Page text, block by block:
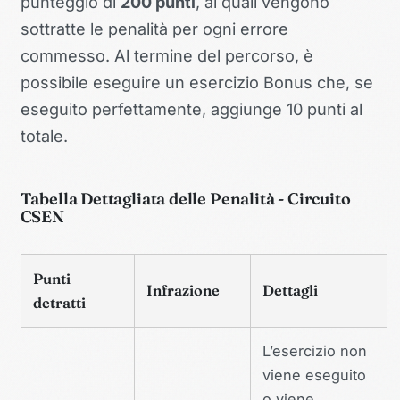
sottratte le penalità per ogni errore
commesso. Al termine del percorso, è
possibile eseguire un esercizio Bonus che, se
eseguito perfettamente, aggiunge 10 punti al
totale.
Tabella Dettagliata delle Penalità - Circuito
CSEN
Punti
detratti
Infrazione Dettagli
L’esercizio non
viene eseguito